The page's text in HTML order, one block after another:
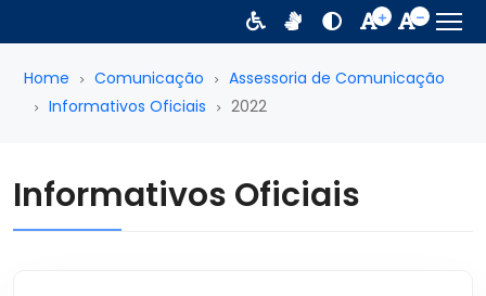
Home Comunicação
Assessoria de Comunicação
Informativos Oficiais
2022
Informativos Oficiais